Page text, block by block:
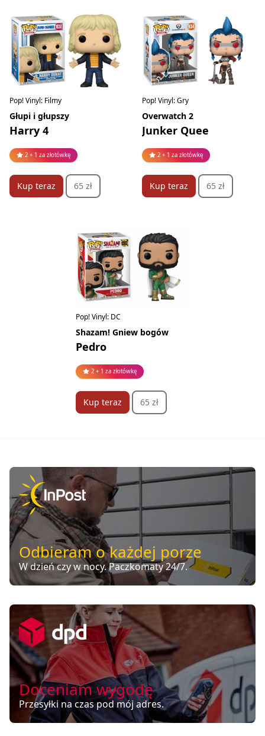
Pop! Vinyl: Filmy
Głupi i głupszy
Harry 4
2 + 1 za złotówkę
Kup teraz 65 zł
Pop! Vinyl: Gry
Overwatch 2
Junker Quee
2 + 1 za złotówkę
Kup teraz 65 zł
Pop! Vinyl: DC
Shazam! Gniew bogów
Pedro
2 + 1 za złotówkę
Kup teraz 65 zł
Odbieram o każdej porze
W dzień czy w nocy. Paczkomaty 24/7.
Doceniam wygodę
Przesyłki na czas pod mój adres.